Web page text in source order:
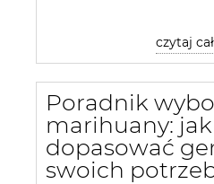
czytaj
Poradnik
marihuany: jak
dopasować
swoich